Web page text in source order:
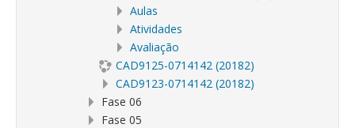
Aulas
Atividades
Avaliação
CAD9125-0714142 (20182)
CAD9123-0714142 (20182)
Fase 06
Fase 05